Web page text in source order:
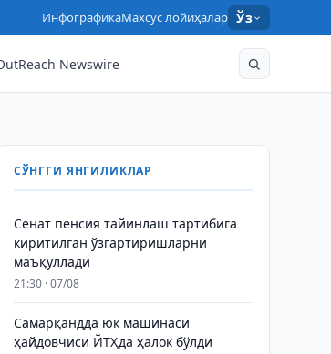
ИнфографикаМахсус лойиҳалар Ўз
Newswire
СЎНГГИ ЯНГИЛИКЛАР
Сенат пенсия тайинлаш тартибига
киритилган ўзгартиришларни
маъқуллади
21:30 · 07/08
Самарқандда юк машинаси
ҳайдовчиси ЙТҲда ҳалок бўлди